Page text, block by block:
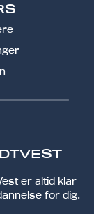
er altid klar
for dig.